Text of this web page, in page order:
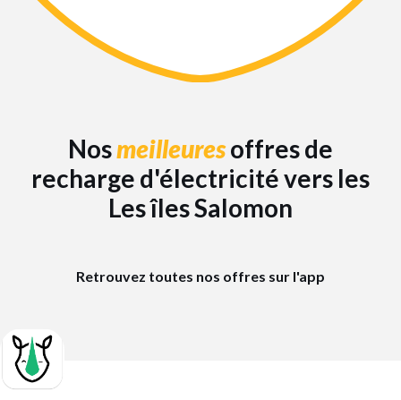
Nosmeilleuresoffres de
recharge d'électricité vers les
Les îles Salomon
Retrouvez toutes nos offres sur l'app